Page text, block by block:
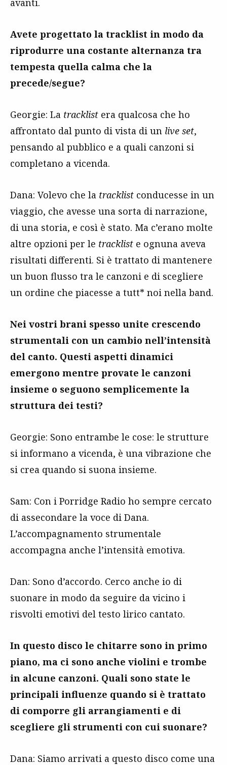
Avete progettato la tracklist in modo da
riprodurre una costante alternanza tra
tempesta quella calma che la
precede/segue?
Georgie: La tracklist era qualcosa che ho
affrontato dal punto di vista di un live set,
pensando al pubblico e a quali canzoni si
completano a vicenda.
Dana: Volevo che la tracklist conducesse in un
viaggio, che avesse una sorta di narrazione,
di una storia, e così è stato. Ma c’erano molte
altre opzioni per le tracklist e ognuna aveva
risultati differenti. Si è trattato di mantenere
un buon flusso tra le canzoni e di scegliere
un ordine che piacesse a tutt* noi nella band.
Nei vostri brani spesso unite crescendo
strumentali con un cambio nell’intensità
del canto. Questi aspetti dinamici
emergono mentre provate le canzoni
insieme o seguono semplicemente la
struttura dei testi?
Georgie: Sono entrambe le cose: le strutture
si informano a vicenda, è una vibrazione che
si crea quando si suona insieme.
Sam: Con i Porridge Radio ho sempre cercato
di assecondare la voce di Dana.
L’accompagnamento strumentale
accompagna anche l’intensità emotiva.
Dan: Sono d’accordo. Cerco anche io di
suonare in modo da seguire da vicino i
risvolti emotivi del testo lirico cantato.
In questo disco le chitarre sono in primo
piano, ma ci sono anche violini e trombe
in alcune canzoni. Quali sono state le
principali influenze quando si è trattato
di comporre gli arrangiamenti e di
scegliere gli strumenti con cui suonare?
Dana: Siamo arrivati a questo disco come una